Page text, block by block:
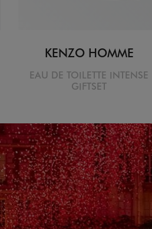
KENZO HOMME
EAU DE TOILETTE INTENSE
GIFTSET